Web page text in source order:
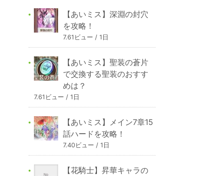
【あいミス】深淵の封穴
を攻略！
7.61ビュー / 1日
【あいミス】聖装の蒼片
で交換する聖装のおすす
めは？
7.61ビュー / 1日
【あいミス】メイン7章15
話ハードを攻略！
7.40ビュー / 1日
【花騎士】昇華キャラの